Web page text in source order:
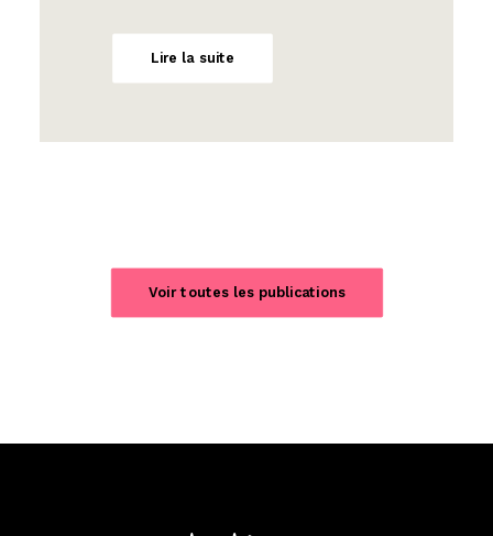
Lire la suite
Voir toutes les publications